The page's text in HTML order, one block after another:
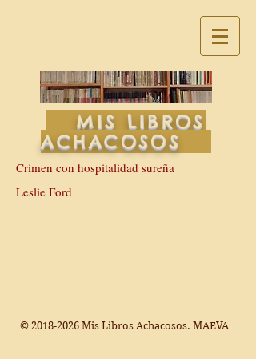
MIS LIBROS
ACHACOSOS
Crimen con hospitalidad sureña
Leslie Ford
© 2018-2026 Mis Libros Achacosos. MAEVA